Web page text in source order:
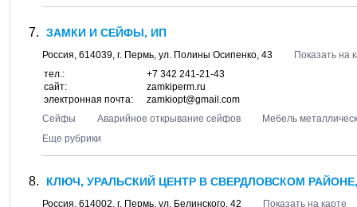
ЗАМКИ И СЕЙФЫ, ИП
Россия, 614039, г. Пермь, ул. Полины Осипенко, 43
Показать на
тел.:
+7 342 241-21-43
сайт:
zamkiperm.ru
электронная почта:
zamkiopt@gmail.com
Сейфы
Аварийное открывание сейфов
Мебель
Еще рубрики
КЛЮЧ, УРАЛЬСКИЙ ЦЕНТР В СВЕРДЛОВСКОМ
Россия, 614002, г. Пермь, ул. Белинского, 42
Показать на карте